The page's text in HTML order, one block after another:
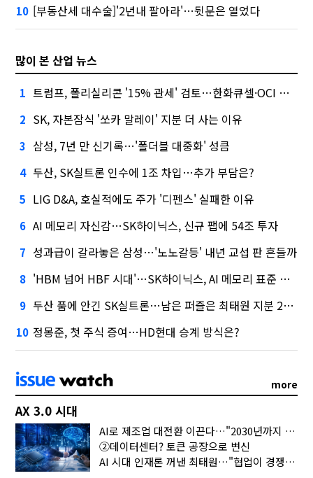
10 [부동산세 대수술]'2년내 팔아라'…뒷문은 열었다
많이 본 산업 뉴스
1 트럼프, 폴리실리콘 '15% 관세' 검토…한화큐셀·OCI 영향은?
2 SK, 자본잠식 '쏘카 말레이' 지분 더 사는 이유
3 삼성, 7년 만 신기록…'폴더블 대중화' 성큼
4 두산, SK실트론 인수에 1조 차입…추가 부담은?
5 LIG D&A, 호실적에도 주가 '디펜스' 실패한 이유
6 AI 메모리 자신감…SK하이닉스, 신규 팹에 54조 투자
7 성과급이 갈라놓은 삼성…'노노갈등' 내년 교섭 판 흔들까
8 'HBM 넘어 HBF 시대'…SK하이닉스, AI 메모리 표준 선점 나섰다
9 두산 품에 안긴 SK실트론…남은 퍼즐은 최태원 지분 29.4%
10 정몽준, 첫 주식 증여…HD현대 승계 방식은?
more
AX 3.0 시대
AI로 제조업 대전환 이끈다…"2030년까지 민관합동 20조 투자"
②데이터센터? 토큰 공장으로 변신
AI 시대 인재론 꺼낸 최태원…"협업이 경쟁력"